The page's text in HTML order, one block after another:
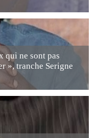
qui ne sont pas
», tranche Serigne